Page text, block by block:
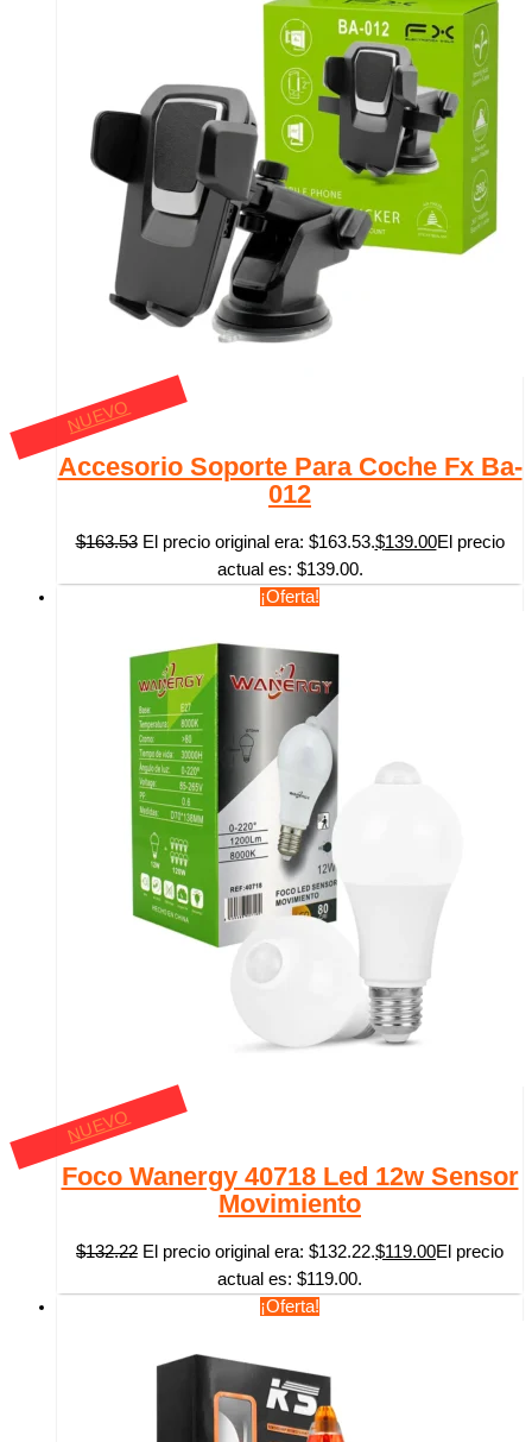
NUEVO
Accesorio Soporte Para Coche Fx Ba-
012
$163.53 El precio original era: $163.53.$139.00El precio
actual es: $139.00.
¡Oferta!
NUEVO
Foco Wanergy 40718 Led 12w Sensor
Movimiento
$132.22 El precio original era: $132.22.$119.00El precio
actual es: $119.00.
¡Oferta!